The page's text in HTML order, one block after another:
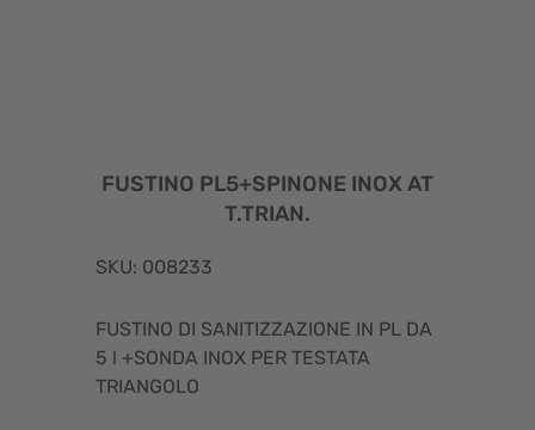
FUSTINO PL5+SPINONE INOX AT
T.TRIAN.
SKU: 008233
FUSTINO DI SANITIZZAZIONE IN PL DA
5 l +SONDA INOX PER TESTATA
TRIANGOLO